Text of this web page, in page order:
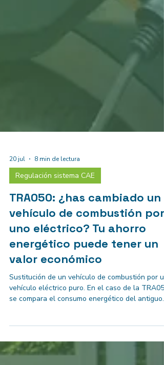
20 jul 8 min de lectura
Regulación sistema CAE
TRA050: ¿has cambiado un
vehículo de combustión por
uno eléctrico? Tu ahorro
valor económico
Sustitución de un vehículo de combustión por un
se compara el consumo energético del antiguo
nuevo vehículo eléctrico. La diferencia entre
ambos consumos, junto con el kilometraje anual